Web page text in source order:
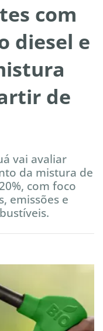
com
diesel e
de
vai avaliar
da mistura de
com foco
emissões e